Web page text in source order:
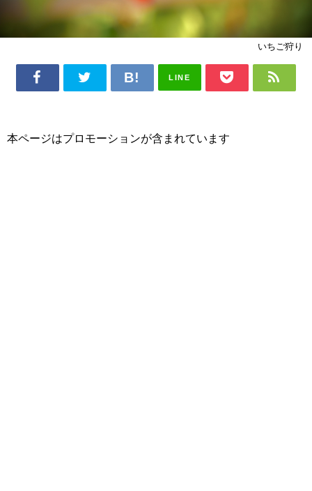
いちご狩り
LINE
本ページはプロモーションが含まれています